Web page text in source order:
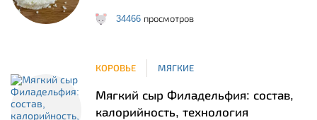
34466 просмотров
КОРОВЬЕ МЯГКИЕ
Мягкий сыр Филадельфия: состав,
калорийность, технология